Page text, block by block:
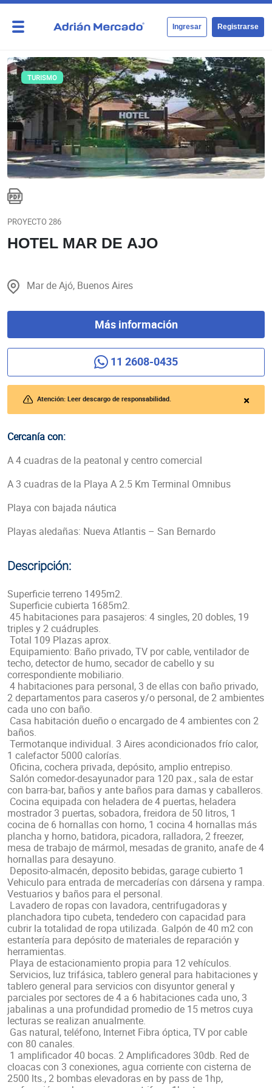
Ingresar Registrarse
TURISMO
PROYECTO 286
HOTEL MAR DE AJO
Mar de Ajó, Buenos Aires
Más información
11 2608-0435
Atención: Leer descargo de responsabilidad.
Cercanía con:
A 4 cuadras de la peatonal y centro comercial
A 3 cuadras de la Playa A 2.5 Km Terminal Omnibus
Playa con bajada náutica
Playas aledañas: Nueva Atlantis – San Bernardo
Descripción:
Superficie terreno 1495m2.
Superficie cubierta 1685m2.
45 habitaciones para pasajeros: 4 singles, 20 dobles, 19
triples y 2 cuádruples.
Total 109 Plazas aprox.
Equipamiento: Baño privado, TV por cable, ventilador de
techo, detector de humo, secador de cabello y su
correspondiente mobiliario.
4 habitaciones para personal, 3 de ellas con baño privado,
2 departamentos para caseros y/o personal, de 2 ambientes
cada uno con baño.
Casa habitación dueño o encargado de 4 ambientes con 2
baños.
Termotanque individual. 3 Aires acondicionados frío calor,
1 calefactor 5000 calorías.
Oficina, cochera privada, depósito, amplio entrepiso.
Salón comedor-desayunador para 120 pax., sala de estar
con barra-bar, baños y ante baños para damas y caballeros.
Cocina equipada con heladera de 4 puertas, heladera
mostrador 3 puertas, sobadora, freidora de 50 litros, 1
cocina de 6 hornallas con horno, 1 cocina 4 hornallas más
plancha y horno, batidora, picadora, ralladora, 2 freezer,
mesa de trabajo de mármol, mesadas de granito, anafe de 4
hornallas para desayuno.
Deposito-almacén, deposito bebidas, garage cubierto 1
Vehiculo para entrada de mercaderías con dársena y rampa.
Vestuarios y baños para el personal.
Lavadero de ropas con lavadora, centrifugadoras y
planchadora tipo cubeta, tendedero con capacidad para
cubrir la totalidad de ropa utilizada. Galpón de 40 m2 con
estantería para depósito de materiales de reparación y
herramientas.
Playa de estacionamiento propia para 12 vehículos.
Servicios, luz trifásica, tablero general para habitaciones y
tablero general para servicios con disyuntor general y
parciales por sectores de 4 a 6 habitaciones cada uno, 3
jabalinas a una profundidad promedio de 15 metros cuya
lecturas se realizan anualmente.
Gas natural, teléfono, Internet Fibra óptica, TV por cable
con 80 canales.
1 amplificador 40 bocas. 2 Amplificadores 30db. Red de
cloacas con 3 conexiones, agua corriente con cisterna de
2500 lts., 2 bombas elevadoras en by pass de 1hp,